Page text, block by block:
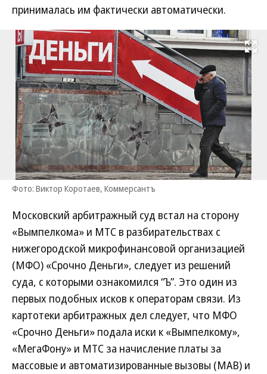
принималась им фактически автоматически.
Развернуть
Фото: Виктор Коротаев, Коммерсантъ
Московский арбитражный суд встал на сторону
«Вымпелкома» и МТС в разбирательствах с
нижегородской микрофинансовой организацией
(МФО) «Срочно Деньги», следует из решений
суда, с которыми ознакомился “Ъ”. Это один из
первых подобных исков к операторам связи. Из
картотеки арбитражных дел следует, что МФО
«Срочно Деньги» подала иски к «Вымпелкому»,
«МегаФону» и МТС за начисление платы за
массовые и автоматизированные вызовы (МАВ) и